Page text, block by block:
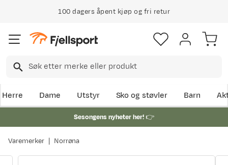
100 dagers åpent kjøp og fri retur
Herre Dame Utstyr Sko og støvler Barn
Sesongens nyheter her!👉
Varemerker Norrøna